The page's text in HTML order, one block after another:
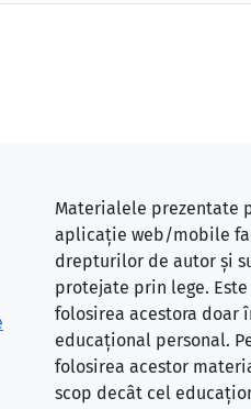
Materialele prezentate
aplicație web/mobile
drepturilor de autor și
protejate prin lege.
folosirea acestora doar
educațional personal.
folosirea acestor
scop decât cel